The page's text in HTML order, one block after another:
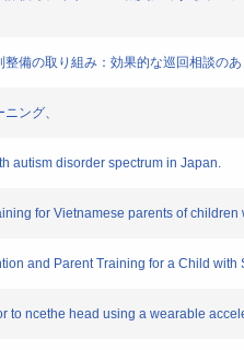
備の取り組み：効果的な巡回相談の
ング、
autism disorder spectrum in Japan.
for Vietnamese parents of
and Parent Training for a Child
to ncethe head using a wearable